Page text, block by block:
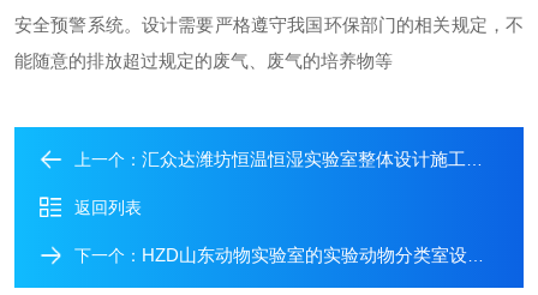
安全预警系统。设计需要严格遵守我国环保部门的相关规定，不
能随意的排放超过规定的废气、废气的培养物等
上一个： 汇众达潍坊恒温恒湿实验室整体设计施工规划
返回列表
下一个： HZD山东动物实验室的实验动物分类室设计装修